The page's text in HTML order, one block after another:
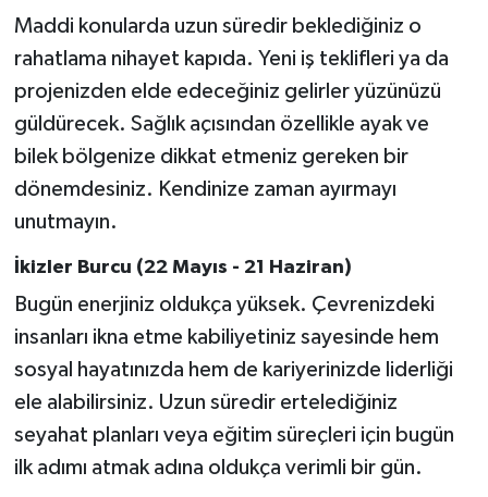
Maddi konularda uzun süredir beklediğiniz o
rahatlama nihayet kapıda. Yeni iş teklifleri ya da
projenizden elde edeceğiniz gelirler yüzünüzü
güldürecek. Sağlık açısından özellikle ayak ve
bilek bölgenize dikkat etmeniz gereken bir
dönemdesiniz. Kendinize zaman ayırmayı
unutmayın.
İkizler Burcu (22 Mayıs - 21 Haziran)
Bugün enerjiniz oldukça yüksek. Çevrenizdeki
insanları ikna etme kabiliyetiniz sayesinde hem
sosyal hayatınızda hem de kariyerinizde liderliği
ele alabilirsiniz. Uzun süredir ertelediğiniz
seyahat planları veya eğitim süreçleri için bugün
ilk adımı atmak adına oldukça verimli bir gün.
Sındırgı
SPOR
Susurluk
TEKNOLOJİ
Trend
VİZYONDAKİLER